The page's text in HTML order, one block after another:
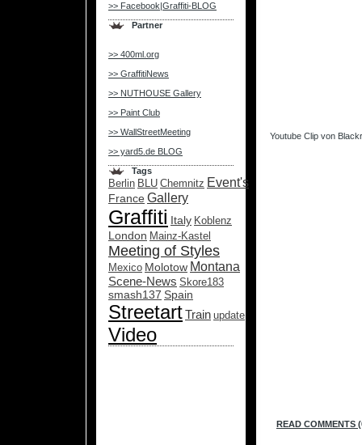
>> Facebook|Graffiti-BLOG
Partner
>> 400ml.org
>> GraffitiNews
>> NUTHOUSE Gallery
>> Paint Club
>> WallStreetMeeting
>> yard5.de BLOG
Tags
Berlin BLU Chemnitz Event's
FranceGallery
Graffiti Italy Koblenz
London Mainz-Kastel
Meeting of Styles
Mexico Molotow Montana
Scene-News Skore183
smash137 Spain
StreetartTrain update
Video
Youtube Clip von
READ COMMENTS